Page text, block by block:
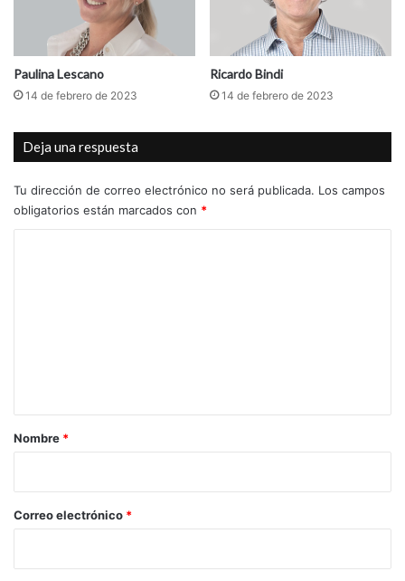
v
o
d
l
s
o
Paulina Lescano
14 de febrero de 2023
Ricardo Bindi
14 de febrero de 2023
Deja una respuesta
Tu dirección de correo electrónico no será publicada. Los campos
obligatorios están marcados con *
r
*
Nombre *
Correo electrónico *